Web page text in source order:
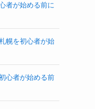
者が始める前に
幌を初心者が始
心者が始める前